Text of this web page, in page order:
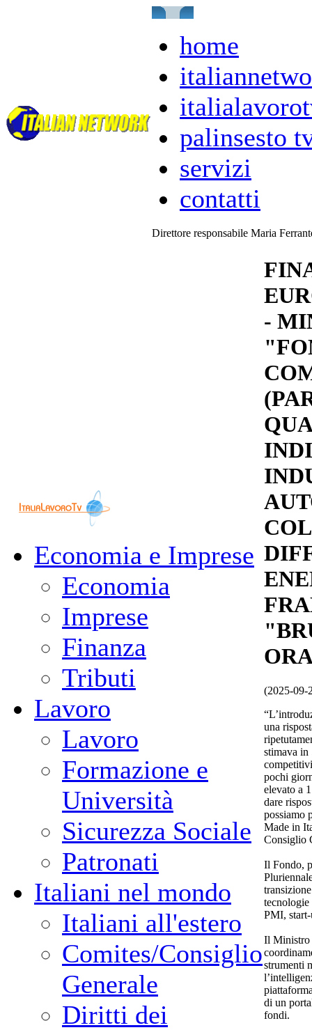
home
palinsesto
servizi
contatti
Direttore responsabile Maria
Economia e Imprese
Economia
Imprese
Finanza
Tributi
Lavoro
Lavoro
Formazione e
Università
Sicurezza Sociale
Patronati
Italiani nel mondo
Italiani all'estero
Comites/Consiglio
Generale
Diritti dei
-
(2025-09-
una
stimava in
pochi
elevato a
dare
possiamo
Made in
Consiglio
Il Fondo,
tecnologie
PMI,
Il Ministro
strumenti
di un
fondi.